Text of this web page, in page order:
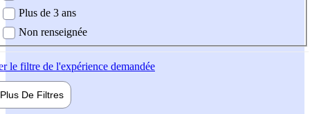
Plus de 3 ans
Non renseignée
le filtre de l'expérience demandée
Plus De Filtres